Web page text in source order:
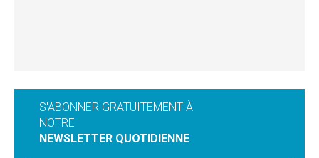
S'ABONNER GRATUITEMENT À
NOTRE
NEWSLETTER QUOTIDIENNE